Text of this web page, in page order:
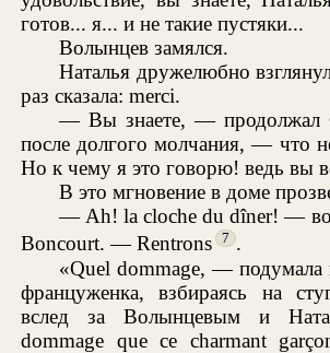
готов... я... и не такие пустяки...
Волынцев замялся.
Наталья дружелюбно
раз сказала: merci.
— Вы знаете, — продолжал
после долгого молчания, — что
Но к чему я это говорю! ведь вы
В это мгновение в доме
— Ah! la cloche du dîner! —
Boncourt. — Rentrons
7 .
«Quel dommage, — подумала
француженка, взбираясь на
вслед за Волынцевым и
dommage que ce charmant